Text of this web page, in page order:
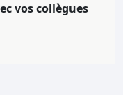
vos collègues